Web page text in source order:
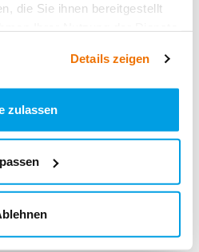
die Sie ihnen bereitgestellt
Details zeigen
zulassen